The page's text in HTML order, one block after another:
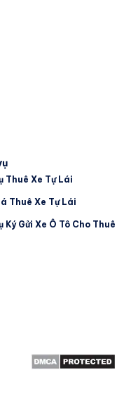
Thuê Xe Tự Lái
Thuê Xe Tự Lái
Ký Gửi Xe Ô Tô Cho Thuê